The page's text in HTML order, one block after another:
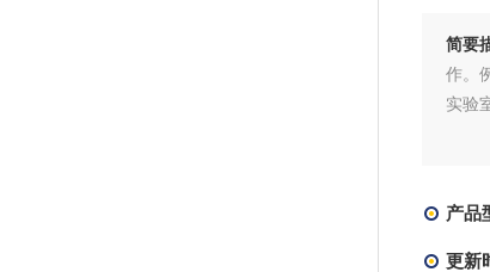
简要
作。
实验
产品
更新